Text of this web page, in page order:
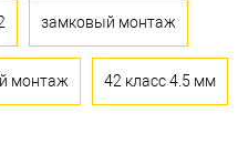
замковый монтаж
монтаж 42 класс 4.5 мм